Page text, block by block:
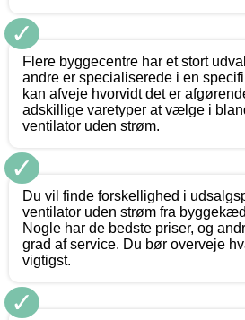
✓
Flere byggecentre har et stort
andre er specialiserede i en
kan afveje hvorvidt det er
adskillige varetyper at vælge i
ventilator uden strøm.
✓
Du vil finde forskellighed i
ventilator uden strøm fra
Nogle har de bedste priser, og
grad af service. Du bør overveje
vigtigst.
✓